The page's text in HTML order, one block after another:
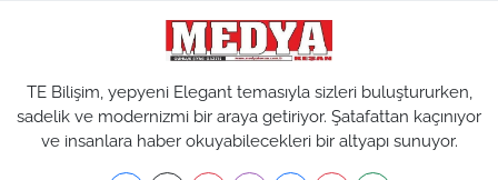
TE Bilişim, yepyeni Elegant temasıyla sizleri buluştururken,
sadelik ve modernizmi bir araya getiriyor. Şatafattan kaçınıyor
ve insanlara haber okuyabilecekleri bir altyapı sunuyor.